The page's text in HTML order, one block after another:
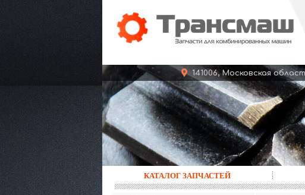
141006, Московская
КАТАЛОГ ЗАПЧАСТЕЙ